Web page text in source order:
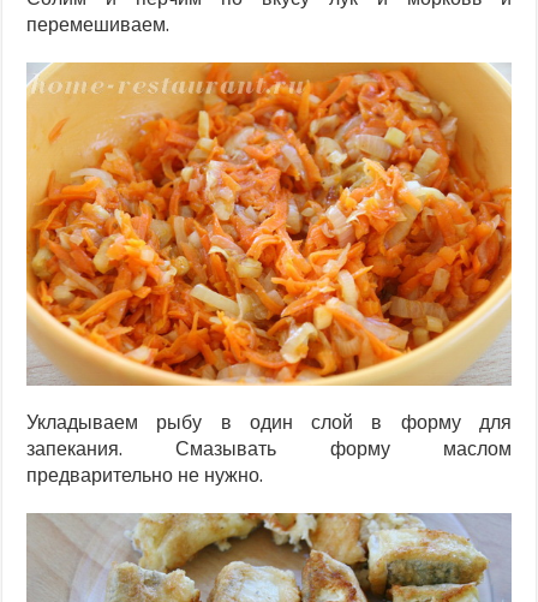
перемешиваем.
Укладываем рыбу в один слой в форму для
запекания. Смазывать форму маслом
предварительно не нужно.